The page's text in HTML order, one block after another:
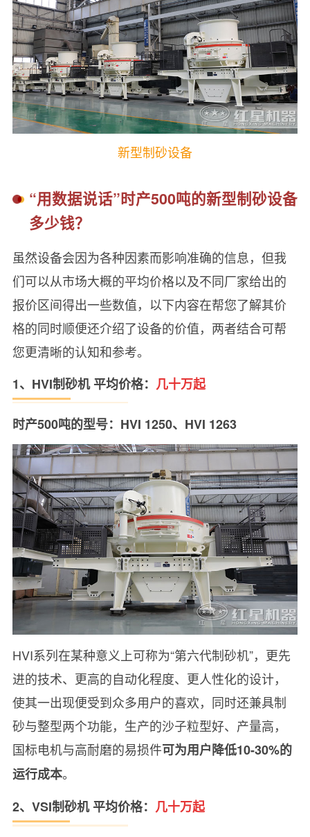
新型制砂设备
“用数据说话”时产500吨的新型制砂设备
多少钱？
虽然设备会因为各种因素而影响准确的信息，但我
们可以从市场大概的平均价格以及不同厂家给出的
报价区间得出一些数值，以下内容在帮您了解其价
格的同时顺便还介绍了设备的价值，两者结合可帮
您更清晰的认知和参考。
1、HVI制砂机 平均价格： 几十万起
时产500吨的型号：HVI 1250、HVI 1263
HVI系列在某种意义上可称为“第六代制砂机”，更先
进的技术、更高的自动化程度、更人性化的设计，
使其一出现便受到众多用户的喜欢，同时还兼具制
砂与整型两个功能，生产的沙子粒型好、产量高，
国标电机与高耐磨的易损件可为用户降低10-30%的
运行成本。
2、VSI制砂机 平均价格： 几十万起